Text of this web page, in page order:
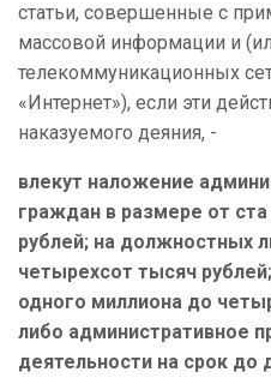
статьи, совершенные с
массовой информации и
телекоммуникационных
«Интернет»), если эти
наказуемого деяния, -
влекут наложение
граждан в размере от
рублей; на должностных
четырехсот тысяч
одного миллиона до
либо административное
деятельности на срок до